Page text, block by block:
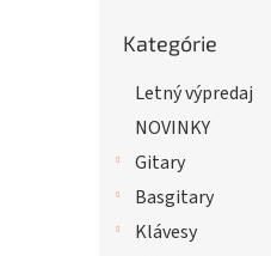
kategórie
Kategórie
Letný výpredaj
NOVINKY
Gitary
Basgitary
Klávesy